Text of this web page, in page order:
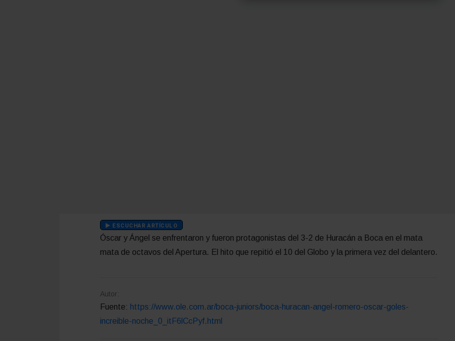
ESCUCHAR ARTÍCULO
Óscar y Ángel se enfrentaron y fueron protagonistas del 3-2 de Huracán a Boca en el mata
mata de octavos del Apertura. El hito que repitió el 10 del Globo y la primera vez del delantero.
Autor:
Fuente: https://www.ole.com.ar/boca-juniors/boca-huracan-angel-romero-oscar-goles-
increible-noche_0_itF6lCcPyf.html